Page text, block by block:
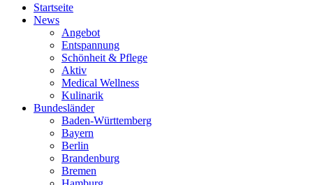
Startseite
News
Angebot
Entspannung
Schönheit & Pflege
Aktiv
Medical Wellness
Kulinarik
Bundesländer
Baden-Württemberg
Bayern
Berlin
Brandenburg
Bremen